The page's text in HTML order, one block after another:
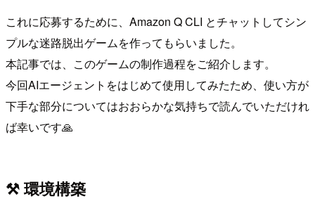
これに応募するために、Amazon Q CLI とチャットしてシン
プルな迷路脱出ゲームを作ってもらいました。
本記事では、このゲームの制作過程をご紹介します。
今回AIエージェントをはじめて使用してみたため、使い方が
下手な部分についてはおおらかな気持ちで読んでいただけれ
ば幸いです🙏
⚒️ 環境構築